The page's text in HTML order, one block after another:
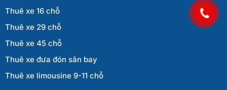
Thuê xe 16 chỗ
Thuê xe 29 chỗ
Thuê xe 45 chỗ
Thuê xe đưa đón sân bay
Thuê xe limousine 9-11 chỗ